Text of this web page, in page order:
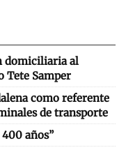
domiciliaria al
Tete Samper
como referente
de transporte
años”